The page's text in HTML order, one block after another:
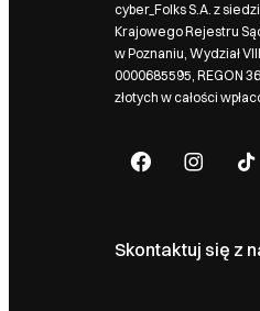
cyber_Folks S.A. z
Krajowego Rejestru
w Poznaniu, Wydział
0000685595, REGON
złotych w całości
Skontaktuj się z